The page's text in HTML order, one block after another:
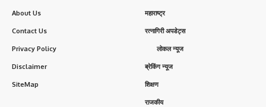
About Us
Contact Us
Privacy Policy
Disclaimer
SiteMap
महाराष्ट्र
रत्नागिरी अपडेट्स
लोकल न्यूज
ब्रेकिंग न्यूज
शिक्षण
राजकीय